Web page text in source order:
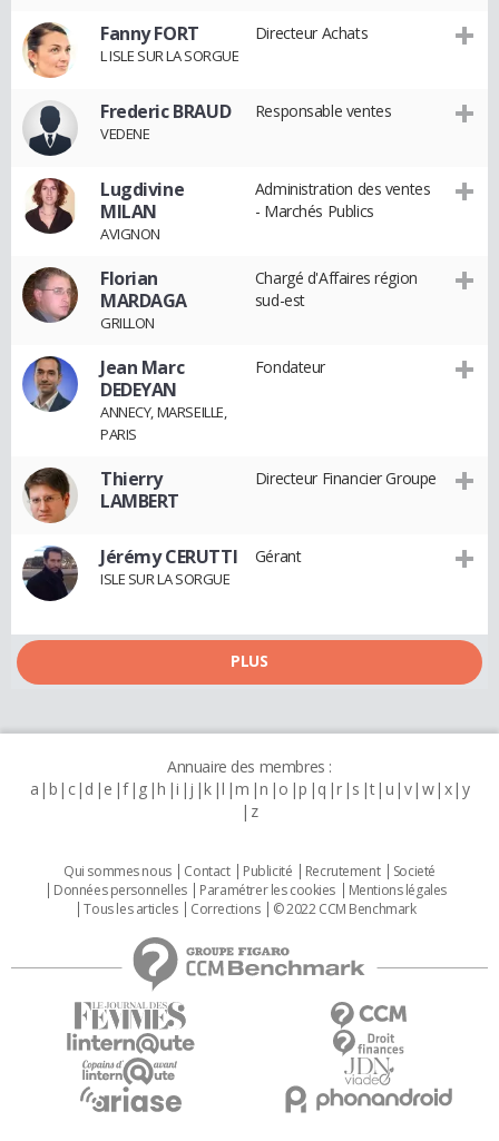
Fanny FORT
L ISLE SUR LA SORGUE
Directeur Achats
Frederic BRAUD
VEDENE
Responsable ventes
Lugdivine
MILAN
AVIGNON
Administration des ventes
- Marchés Publics
Florian
MARDAGA
GRILLON
Chargé d'Affaires région
sud-est
Jean Marc
DEDEYAN
ANNECY, MARSEILLE,
PARIS
Fondateur
Thierry
LAMBERT
Directeur Financier Groupe
Jérémy CERUTTI
ISLE SUR LA SORGUE
Gérant
PLUS
Annuaire des membres :
a b c d e f g h i j k l m n o p q r s t u v w x y
z
Qui sommes nous Contact Publicité Recrutement
Societé
Données personnelles
Paramétrer les cookies
Mentions légales
Tous les articles
Corrections © 2022 CCM Benchmark